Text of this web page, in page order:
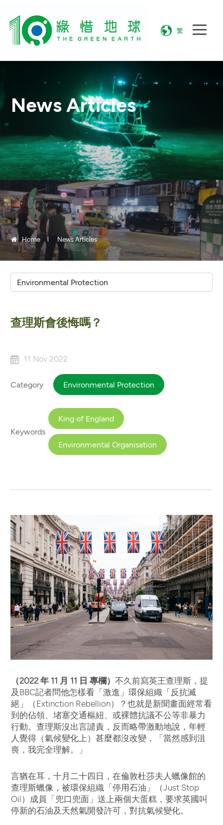
繁
News Articles
Home News Articles
查理斯會後悔嗎？
11 Nov 2022
Category Environmental Protection
Keywords
King of England
Environmental Organisation
（2022 年 11 月 11 日 專欄） 不久前寫英王查理斯，提
及BBC記者問他怎樣看「激進」環保組織「反抗滅
絕」（Extinction Rebellion）？也就是新聞畫面經常看
到的佔領、堵塞交通樞紐、或裸體抗議不公等非暴力
行動。查理斯沒出言譴責，反而略帶激動地說，年輕
人覺得（氣候變化上）甚麼都沒改變，「當然感到沮
喪，我完全理解。」
言猶在耳，十月二十四日，在倫敦杜莎夫人蠟像館的
查理斯蠟像，被環保組織「停用石油」（Just Stop
Oil）成員「兜口兜面」送上兩個大蛋糕，要求英國叫
停新的石油及天然氣開發許可，對抗氣候變化。